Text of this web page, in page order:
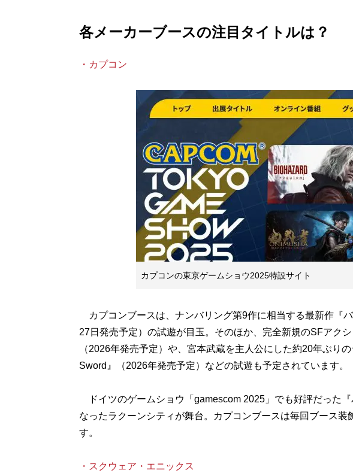
各メーカーブースの注目タイトルは？
・カプコン
カプコンの東京ゲームショウ2025特設サイト
カプコンブースは、ナンバリング第9作に相当する最新作『
27日発売予定）の試遊が目玉。そのほか、完全新規のSFアク
（2026年発売予定）や、宮本武蔵を主人公にした約20年ぶり
Sword』（2026年発売予定）などの試遊も予定されています。
ドイツのゲームショウ「gamescom 2025」でも好評だった
なったラクーンシティが舞台。カプコンブースは毎回ブース
す。
・スクウェア・エニックス